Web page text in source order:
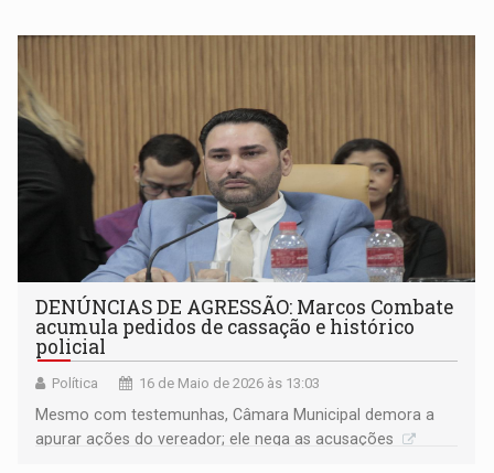
DENÚNCIAS DE AGRESSÃO: Marcos Combate
acumula pedidos de cassação e histórico
policial
Política 16 de Maio de 2026 às 13:03
Mesmo com testemunhas, Câmara Municipal demora a
apurar ações do vereador; ele nega as acusações